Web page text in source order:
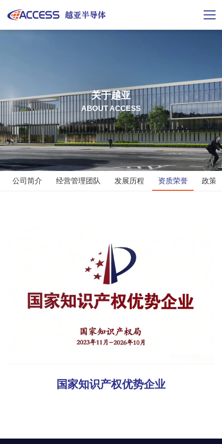
关于越亚
ABOUT ACCESS
公司简介 经营管理团队 发展历程 资质荣誉 政策
国家知识产权优势企业